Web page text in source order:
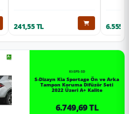
241,55 TL
KI-SP5-SD
S-Dizayn Kia Sportage Ön ve Arka
Tampon Koruma Difüzör Seti
2022 Üzeri A+ Kalite
6.749,69 TL